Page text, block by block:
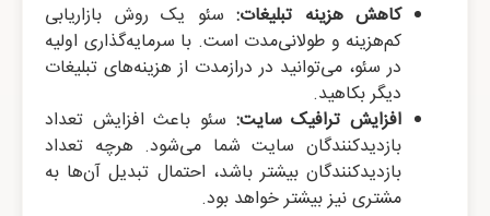
کاهش هزینه تبلیغات: سئو یک روش بازاریابی
کم‌هزینه و طولانی‌مدت است. با سرمایه‌گذاری اولیه
در سئو، می‌توانید در درازمدت از هزینه‌های تبلیغات
دیگر بکاهید.
افزایش ترافیک سایت: سئو باعث افزایش تعداد
بازدیدکنندگان سایت شما می‌شود. هرچه تعداد
بازدیدکنندگان بیشتر باشد، احتمال تبدیل آن‌ها به
مشتری نیز بیشتر خواهد بود.